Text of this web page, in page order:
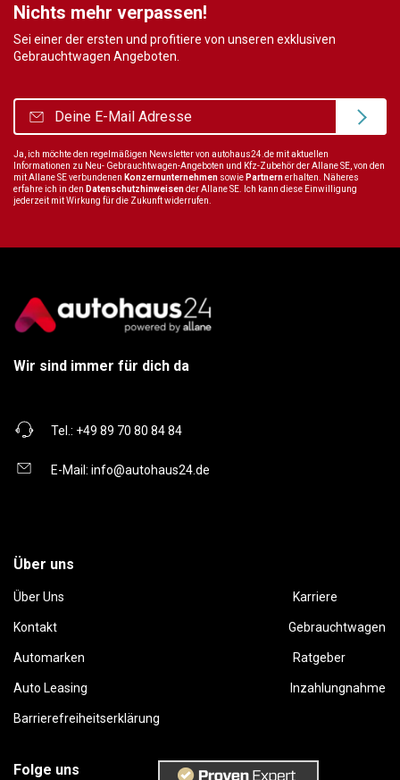
Nichts mehr verpassen!
Sei einer der ersten und profitiere von unseren exklusiven
Gebrauchtwagen Angeboten.
Ja, ich möchte den regelmäßigen Newsletter von autohaus24.de mit aktuellen
Informationen zu Neu- Gebrauchtwagen-Angeboten und Kfz-Zubehör der Allane SE, von den
mit Allane SE verbundenen Konzernunternehmen sowie Partnernerhalten. Näheres
erfahre ich in den Datenschutzhinweisender Allane SE. Ich kann diese Einwilligung
jederzeit mit Wirkung für die Zukunft widerrufen.
Wir sind immer für dich da
Tel.: +49 89 70 80 84 84
E-Mail: info@autohaus24.de
Über uns
Über Uns Karriere
Kontakt Gebrauchtwagen
Automarken Ratgeber
Auto Leasing Inzahlungnahme
Barrierefreiheitserklärung
Folge uns